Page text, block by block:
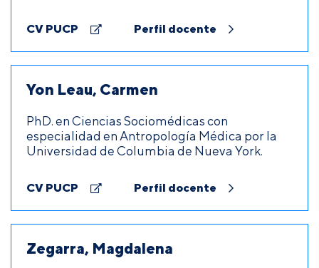
CV PUCP Perfil docente
Yon Leau, Carmen
PhD. en Ciencias Sociomédicas con
especialidad en Antropología Médica por la
Universidad de Columbia de Nueva York.
CV PUCP Perfil docente
Zegarra, Magdalena